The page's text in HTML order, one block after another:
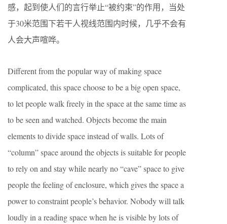
感，起到使人们的言行举止“被约束”的作用，当处
于30米范围下若干人视线范围内时候，几乎不会有
人会大声喧哗。
Different from the popular way of making space
complicated, this space choose to be a big open space,
to let people walk freely in the space at the same time as
to be seen and watched. Objects become the main
elements to divide space instead of walls. Lots of
“column” space around the objects is suitable for people
to rely on and stay while nearly no “cave” space to give
people the feeling of enclosure, which gives the space a
power to constraint people’s behavior. Nobody will talk
loudly in a reading space when he is visible by lots of